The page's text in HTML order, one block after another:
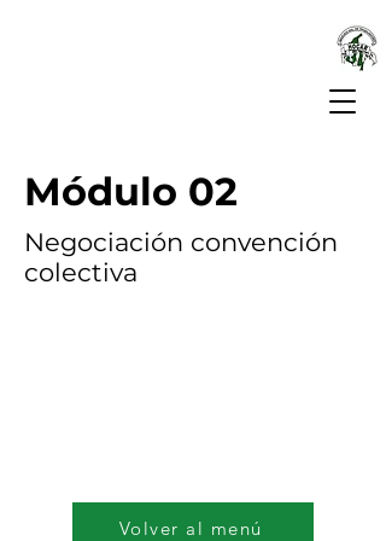
Módulo 02
Negociación convención
colectiva
Volver al menú